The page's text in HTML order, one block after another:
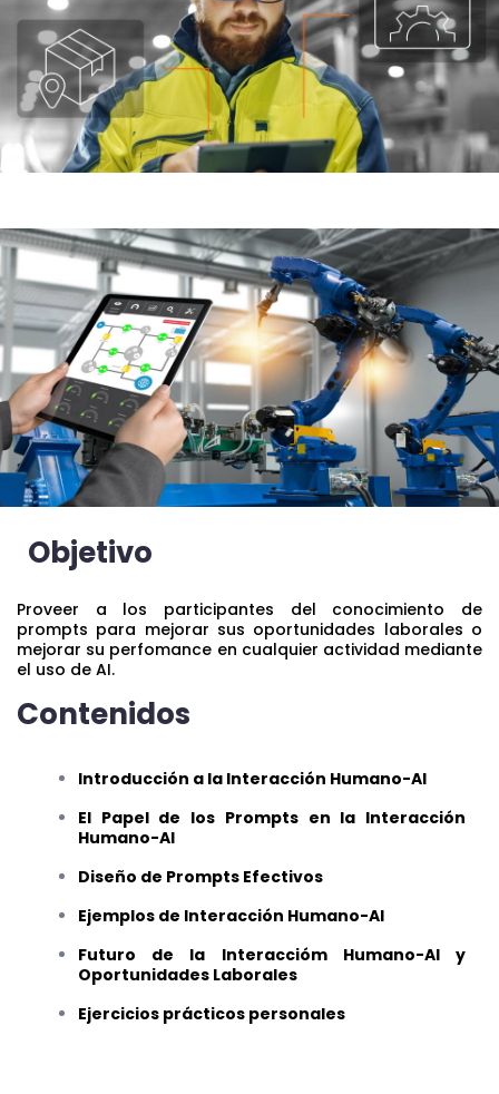
Objetivo
Proveer a los participantes del conocimiento de
prompts para mejorar sus oportunidades laborales o
mejorar su perfomance en cualquier actividad mediante
el uso de AI.
Contenidos
Introducción a la Interacción Humano-AI
El Papel de los Prompts en la Interacción
Humano-AI
Diseño de Prompts Efectivos
Ejemplos de Interacción Humano-AI
Futuro de la Interaccióm Humano-AI y
Oportunidades Laborales
Ejercicios prácticos personales